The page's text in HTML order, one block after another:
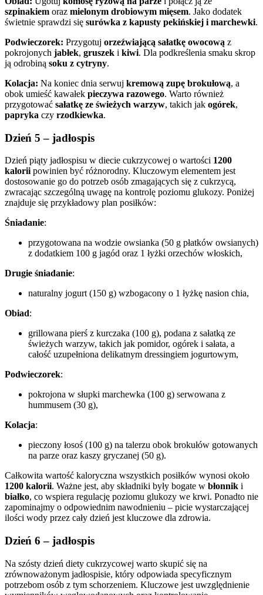
szpinakiem oraz mielonym drobiowym mięsem. Jako dodatek
świetnie sprawdzi się surówka z kapusty pekińskiej i marchewki.
Podwieczorek: Przygotuj orzeźwiającą sałatkę owocową z
pokrojonych jabłek, gruszek i kiwi. Dla podkreślenia smaku skrop
ją odrobiną soku z cytryny.
Kolacja: Na koniec dnia serwuj kremową zupę brokułową, a
obok umieść kawałek pieczywa razowego. Warto również
przygotować sałatkę ze świeżych warzyw, takich jak ogórek,
papryka czy rzodkiewka.
Dzień 5 – jadłospis
Dzień piąty jadłospisu w diecie cukrzycowej o wartości 1200
kalorii powinien być różnorodny. Kluczowym elementem jest
dostosowanie go do potrzeb osób zmagających się z cukrzycą,
zwracając szczególną uwagę na kontrolę poziomu glukozy. Poniżej
znajduje się przykładowy plan posiłków:
Śniadanie:
przygotowana na wodzie owsianka (50 g płatków owsianych)
z dodatkiem 100 g jagód oraz 1 łyżki orzechów włoskich,
Drugie śniadanie:
naturalny jogurt (150 g) wzbogacony o 1 łyżkę nasion chia,
Obiad:
grillowana pierś z kurczaka (100 g), podana z sałatką ze
świeżych warzyw, takich jak pomidor, ogórek i sałata, a
całość uzupełniona delikatnym dressingiem jogurtowym,
Podwieczorek:
pokrojona w słupki marchewka (100 g) serwowana z
hummusem (30 g),
Kolacja:
pieczony łosoś (100 g) na talerzu obok brokułów gotowanych
na parze oraz kaszy gryczanej (50 g).
Całkowita wartość kaloryczna wszystkich posiłków wynosi około
1200 kalorii. Ważne jest, aby składniki były bogate w błonnik i
białko, co wspiera regulację poziomu glukozy we krwi. Ponadto nie
zapominajmy o odpowiednim nawodnieniu – picie wystarczającej
ilości wody przez cały dzień jest kluczowe dla zdrowia.
Dzień 6 – jadłospis
Na szósty dzień diety cukrzycowej warto skupić się na
zrównoważonym jadłospisie, który odpowiada specyficznym
potrzebom osób z tym schorzeniem. Kluczowe jest uwzględnienie